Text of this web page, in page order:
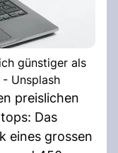
günstiger als
Unsplash
preislichen
Das
eines grossen